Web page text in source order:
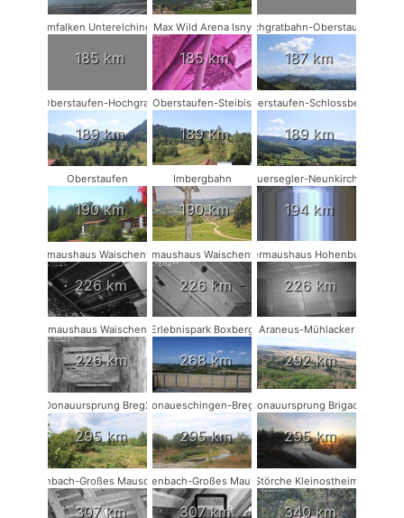
Turmfalken Unterelchingen
185 km
Max Wild Arena Isny
185 km
Hochgratbahn-Oberstaufen
187 km
Oberstaufen-Hochgrat
189 km
Oberstaufen-Steibis
189 km
Oberstaufen-Schlossberg
189 km
Oberstaufen
190 km
Imbergbahn
190 km
Mauersegler-Neunkirchen
194 km
Fledermaushaus Waischenfeld #3
226 km
Fledermaushaus Waischenfeld #2
226 km
Fledermaushaus Hohenburg #1
226 km
Fledermaushaus Waischenfeld #1
226 km
Erlebnispark Boxberg
268 km
Araneus-Mühlacker
292 km
Donauursprung Breg2
295 km
Donaueschingen-Breg2
295 km
Donauursprung Brigach
295 km
Rodenbach-Großes Mausohr #2
307 km
Rodenbach-Großes Mausohr
307 km
Störche Kleinostheim
340 km